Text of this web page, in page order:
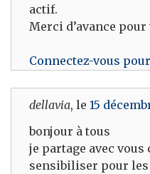
actif.
Merci d’avance
Connectez-vous
dellavia, le 15
bonjour à tous
je partage avec
sensibiliser pour